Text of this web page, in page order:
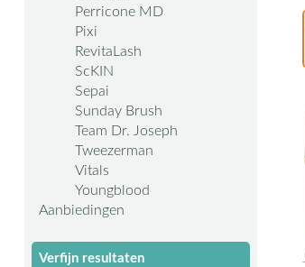
Perricone MD
Pixi
RevitaLash
ScKIN
Sepai
Sunday Brush
Team Dr. Joseph
Tweezerman
Vitals
Youngblood
Aanbiedingen
Verfijn resultaten